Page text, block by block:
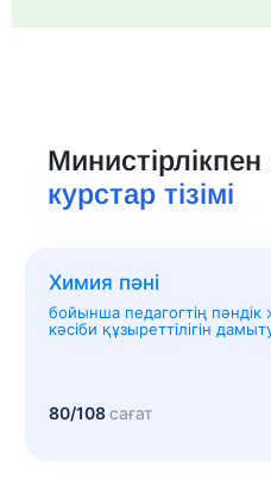
Министірлікпен
курстар тізімі
Химия пәні
бойынша педагогтің пәндік
кәсіби құзыреттілігін
80/108сағат